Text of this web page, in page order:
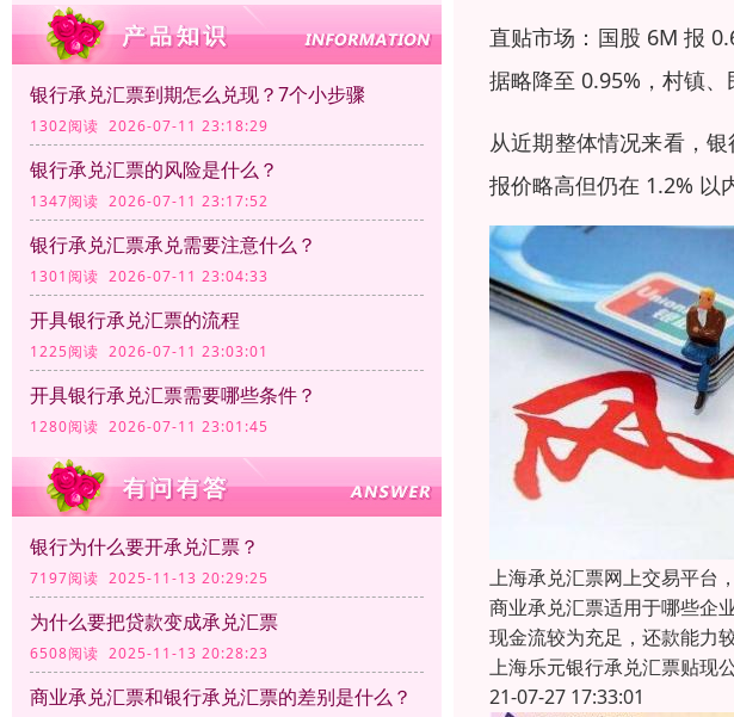
银行承兑汇票到期怎么兑现？7个小步骤
1302阅读 2026-07-11 23:18:29
银行承兑汇票的风险是什么？
1347阅读 2026-07-11 23:17:52
银行承兑汇票承兑需要注意什么？
1301阅读 2026-07-11 23:04:33
开具银行承兑汇票的流程
1225阅读 2026-07-11 23:03:01
开具银行承兑汇票需要哪些条件？
1280阅读 2026-07-11 23:01:45
银行为什么要开承兑汇票？
7197阅读 2025-11-13 20:29:25
为什么要把贷款变成承兑汇票
6508阅读 2025-11-13 20:28:23
商业承兑汇票和银行承兑汇票的差别是什么？
直贴市场：国股 6M 报
据略降至 0.95%，村镇、
从近期整体情况来看，
报价略高但仍在 1.2% 以
上海承兑汇票网上交易平台
商业承兑汇票适用于哪些企
现金流较为充足，还款能力
上海乐元银行承兑汇票贴现
21-07-27 17:33:01